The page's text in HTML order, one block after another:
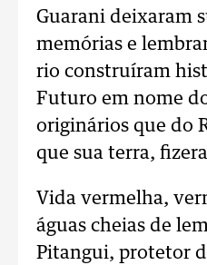
Guarani deixaram
memórias e
rio construíram
Futuro em nome
originários que do
que sua terra,
Vida vermelha,
águas cheias de
Pitangui, protetor